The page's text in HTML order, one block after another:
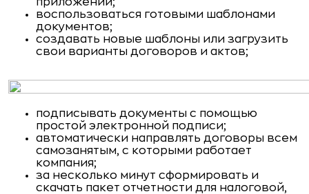
воспользоваться готовыми шаблонами
документов;
создавать новые шаблоны или загрузить
свои варианты договоров и актов;
подписывать документы с помощью
простой электронной подписи;
автоматически направлять договоры всем
самозанятым, с которыми работает
компания;
за несколько минут сформировать и
скачать пакет отчетности для налоговой,